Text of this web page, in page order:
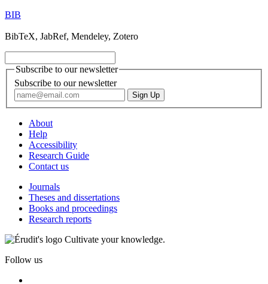
BIB
BibTeX, JabRef, Mendeley, Zotero
Subscribe to our newsletter
Subscribe to our newsletter
About
Help
Accessibility
Research Guide
Contact us
Journals
Theses and dissertations
Books and proceedings
Research reports
Cultivate your knowledge.
Follow us